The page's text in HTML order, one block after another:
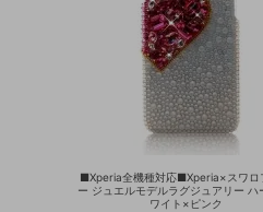
■Xperia全機種対応■Xperia×スワロ
ー ジュエルモデルラグジュアリー ハ
ワイト×ピンク